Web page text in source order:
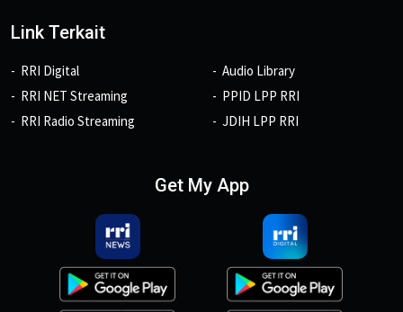
Link Terkait
RRI Digital
RRI NET Streaming
RRI Radio Streaming
Audio Library
PPID LPP RRI
JDIH LPP RRI
Get My App